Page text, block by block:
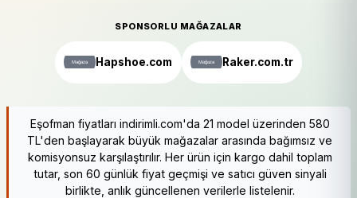
SPONSORLU MAĞAZALAR
Hapshoe.com Raker.com.tr
Eşofman fiyatları indirimli.com'da 21 model üzerinden 580
TL'den başlayarak büyük mağazalar arasında bağımsız ve
komisyonsuz karşılaştırılır. Her ürün için kargo dahil toplam
tutar, son 60 günlük fiyat geçmişi ve satıcı güven sinyali
birlikte, anlık güncellenen verilerle listelenir.